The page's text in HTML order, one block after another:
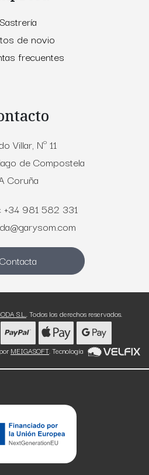
Sastrería
de novio
frecuentes
Villar, Nº 11
de Compostela
Coruña
+34 981 582 331
Contacta
S.L.. Todos los derechos reservados.
MEIGASOFT . Tecnología